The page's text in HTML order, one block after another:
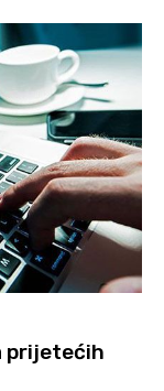
prijetećih